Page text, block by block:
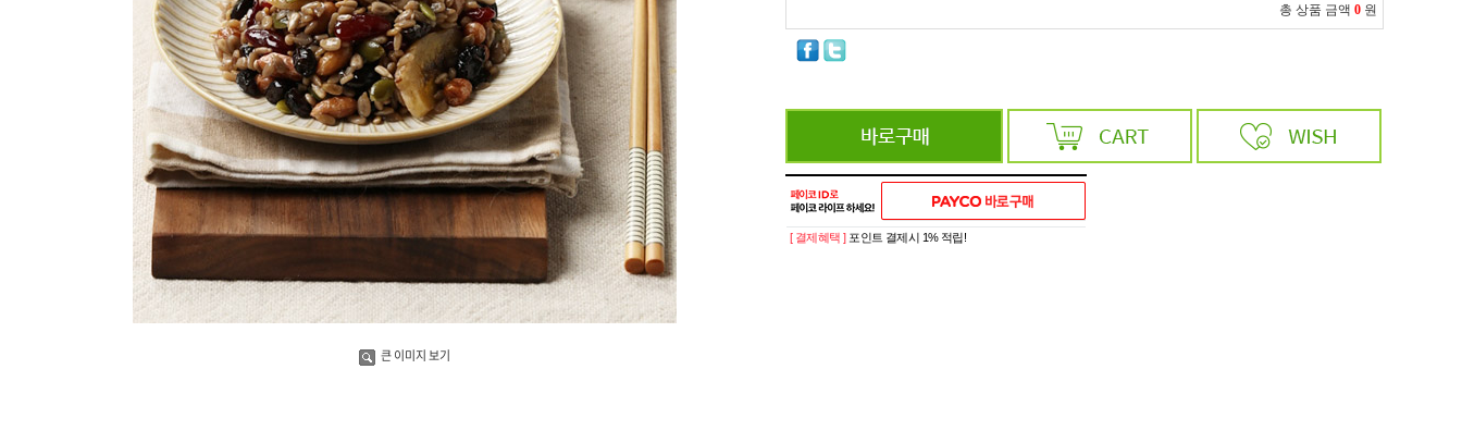
큰 이미지 보기
총 상품 금액 0 원
[ 결제혜택 ] 포인트 결제시 1% 적립!